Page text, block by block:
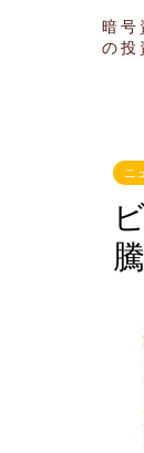
暗号
の投
ニ